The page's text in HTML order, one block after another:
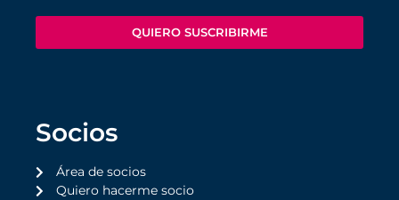
QUIERO SUSCRIBIRME
Socios
Área de socios
Quiero hacerme socio